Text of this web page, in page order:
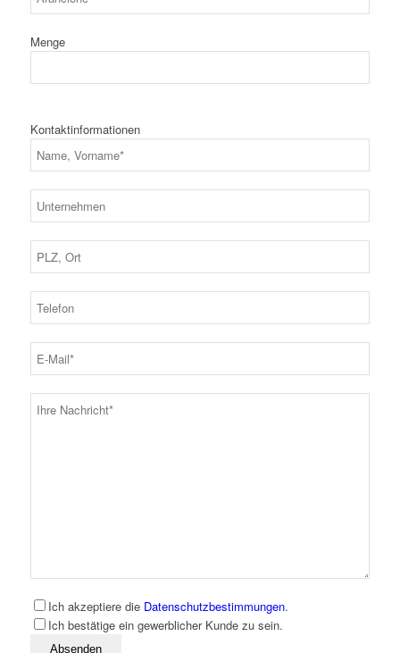
Menge
Kontaktinformationen
Ich akzeptiere die Datenschutzbestimmungen.
Ich bestätige ein gewerblicher Kunde zu sein.
Bitte lassen Sie dieses Feld leer